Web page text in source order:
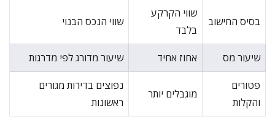
בסיס החישוב
שווי הקרקע
בלבד
שווי הנכס הבנוי
שיעור מס אחוז אחיד שיעור מדורג לפי מדרגות
פטורים
והקלות
מוגבלים יותר
נפוצים בדירות מגורים
ראשונות